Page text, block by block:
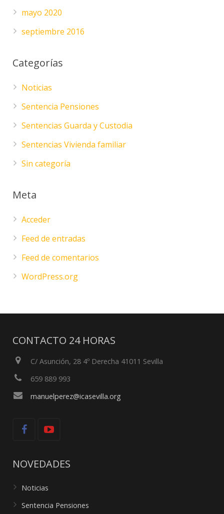
mayo 2020
septiembre 2016
Categorías
Noticias
Sentencia Pensiones
Sentencias Guarda y Custodia
Sentencias Vivienda familiar
Sin categoría
Meta
Acceder
Feed de entradas
Feed de comentarios
WordPress.org
CONTACTO 24 HORAS
C/ Asunción, 28 4º Derecha 41011 Sevilla
659 889 993
manuelperez@icasevilla.org
NOVEDADES
Noticias
Sentencia Pensiones